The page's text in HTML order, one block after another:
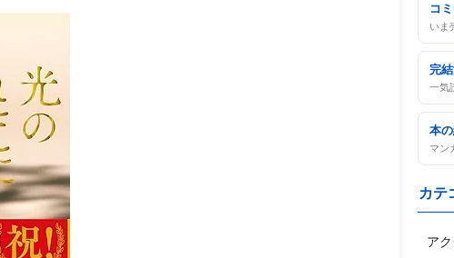
コ
いま
完
一気
本
マン
カテ
ア